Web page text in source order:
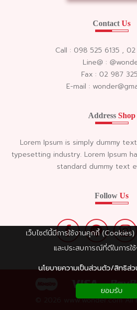
Contact Us
Call : 098 525 6135 ,
Line@ :
Fax : 02 987
E-mail :
Address Shop
Lorem Ipsum is simply dummy
typesetting industry. Lorem Ipsum
standard dummy text
Follow Us
© 2026 www.wonder.com All
เว็บไซต์นี้มีการใช้งานคุกกี้
และประสบการณ์ที่ดีในการใ
นโยบายความเป็นส่วนตัว/สิทธิส่
ยอมรับ